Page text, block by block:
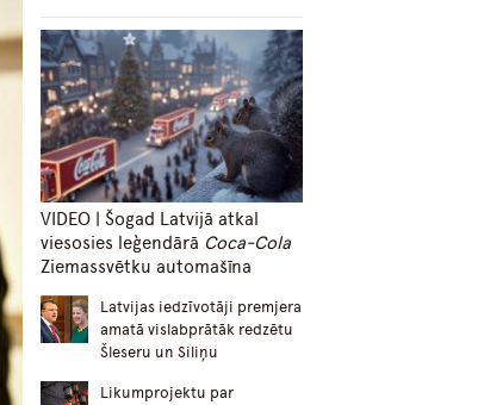
VIDEO | Šogad Latvijā atkal
viesosies leģendārā Coca-Cola
Ziemassvētku automašīna
Latvijas iedzīvotāji premjera
amatā vislabprātāk redzētu
Šleseru un Siliņu
Likumprojektu par